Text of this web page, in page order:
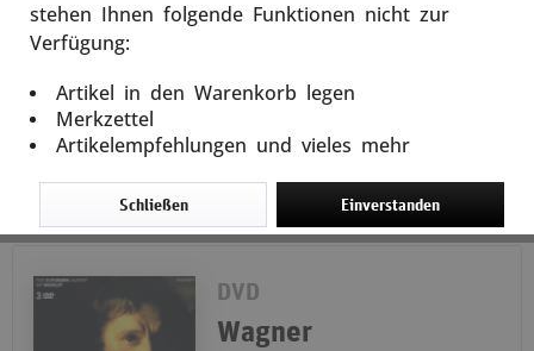
DVD
Wagner
stehen Ihnen folgende Funktionen nicht zur
Verfügung:
Artikel in den Warenkorb legen
Merkzettel
Artikelempfehlungen und vieles mehr
Einverstanden
Schließen